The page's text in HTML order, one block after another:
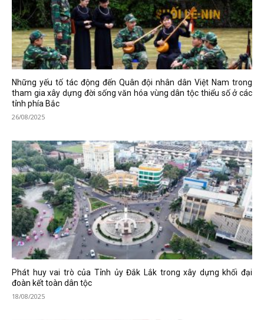
Những yếu tố tác động đến Quân đội nhân dân Việt Nam trong
tham gia xây dựng đời sống văn hóa vùng dân tộc thiểu số ở các
tỉnh phía Bắc
26/08/2025
Phát huy vai trò của Tỉnh ủy Đắk Lắk trong xây dựng khối đại
đoàn kết toàn dân tộc
18/08/2025